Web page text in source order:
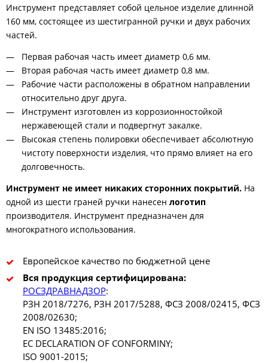
Инструмент представляет собой цельное изделие длинной
160 мм, состоящее из шестигранной ручки и двух рабочих
частей.
Первая рабочая часть имеет диаметр 0,6 мм.
Вторая рабочая часть имеет диаметр 0,8 мм.
Рабочие части расположены в обратном направлении
относительно друг друга.
Инструмент изготовлен из коррозионностойкой
нержавеющей стали и подвергнут закалке.
Высокая степень полировки обеспечивает абсолютную
чистоту поверхности изделия, что прямо влияет на его
долговечность.
Инструмент не имеет никаких сторонних покрытий. На
одной из шести граней ручки нанесен логотип
производителя. Инструмент предназначен для
многократного использования.
Европейское качество по бюджетной цене
Вся продукция сертифицирована:
РОСЗДРАВНАДЗОР:
РЗН 2018/7276, РЗН 2017/5288, ФСЗ 2008/02415, ФСЗ
2008/02630;
EN ISO 13485:2016;
EC DECLARATION OF CONFORMINY;
ISO 9001-2015;